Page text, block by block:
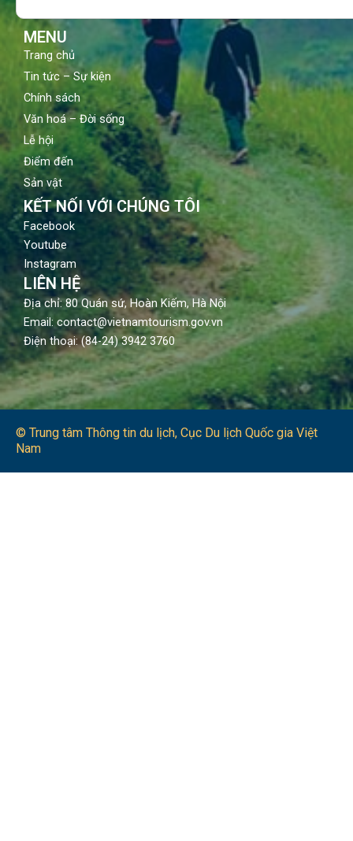
MENU
Trang chủ
Tin tức – Sự kiện
Chính sách
Văn hoá – Đời sống
Lễ hội
Điểm đến
Sản vật
KẾT NỐI VỚI CHÚNG TÔI
Facebook
Youtube
Instagram
LIÊN HỆ
Địa chỉ: 80 Quán sứ, Hoàn Kiếm, Hà Nội
Email: contact@vietnamtourism.gov.vn
Điện thoại: (84-24) 3942 3760
© Trung tâm Thông tin du lịch​, Cục Du lịch Quốc gia Việt
Nam